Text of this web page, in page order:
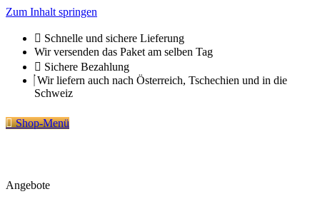
Zum Inhalt springen
Schnelle und sichere Lieferung
Wir versenden das Paket am selben Tag
Sichere Bezahlung
Wir liefern auch nach Österreich, Tschechien und in die
Schweiz
Shop-Menü
Angebote